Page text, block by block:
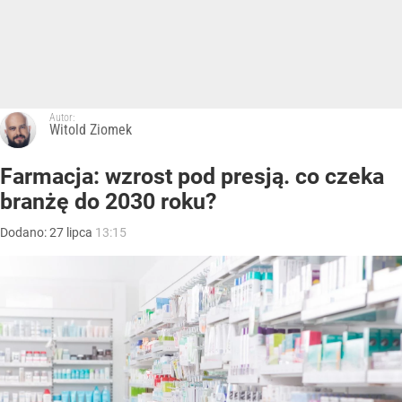
Autor:
Witold Ziomek
Farmacja: wzrost pod presją. co czeka
branżę do 2030 roku?
Dodano:27 lipca 13:15